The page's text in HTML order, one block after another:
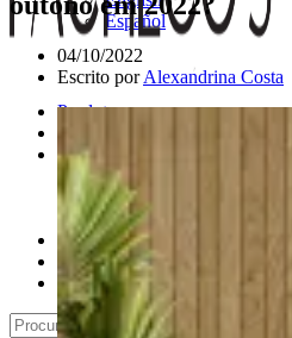
Español
Produtos
Inspirações
Profissionais
Parceiros
Projetos de Contract
Materiais & Acabamentos
Catálogos
Blog
Contactos
04/10/2022
Escrito porAlexandrina Costa